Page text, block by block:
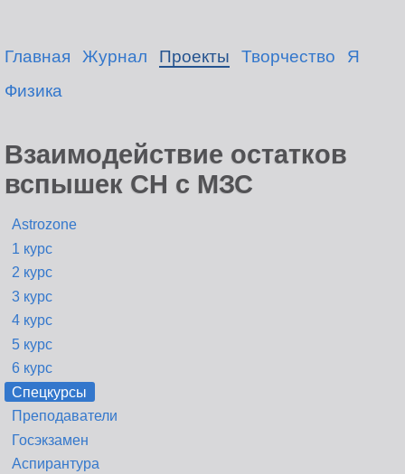
Главная Журнал Проекты Творчество
Я
Физика
Взаимодействие остатков
вспышек СН с МЗС
Astrozone
1 курс
2 курс
3 курс
4 курс
5 курс
6 курс
Спецкурсы
Преподаватели
Госэкзамен
Аспирантура